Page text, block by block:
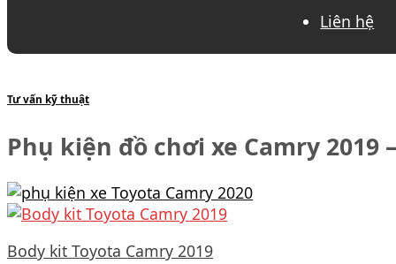
Liên hệ
Tư vấn kỹ thuật
Phụ kiện đồ chơi xe Camry 2019
Body kit Toyota Camry 2019